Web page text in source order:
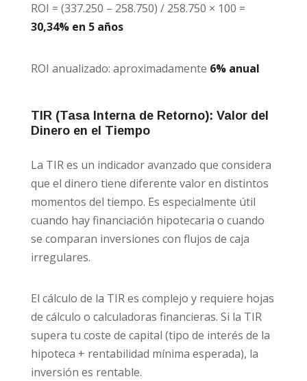
ROI = (337.250 – 258.750) / 258.750 × 100 =
30,34% en 5 años
ROI anualizado: aproximadamente 6% anual
TIR (Tasa Interna de Retorno): Valor del
Dinero en el Tiempo
La TIR es un indicador avanzado que considera
que el dinero tiene diferente valor en distintos
momentos del tiempo. Es especialmente útil
cuando hay financiación hipotecaria o cuando
se comparan inversiones con flujos de caja
irregulares.
El cálculo de la TIR es complejo y requiere hojas
de cálculo o calculadoras financieras. Si la TIR
supera tu coste de capital (tipo de interés de la
hipoteca + rentabilidad mínima esperada), la
inversión es rentable.